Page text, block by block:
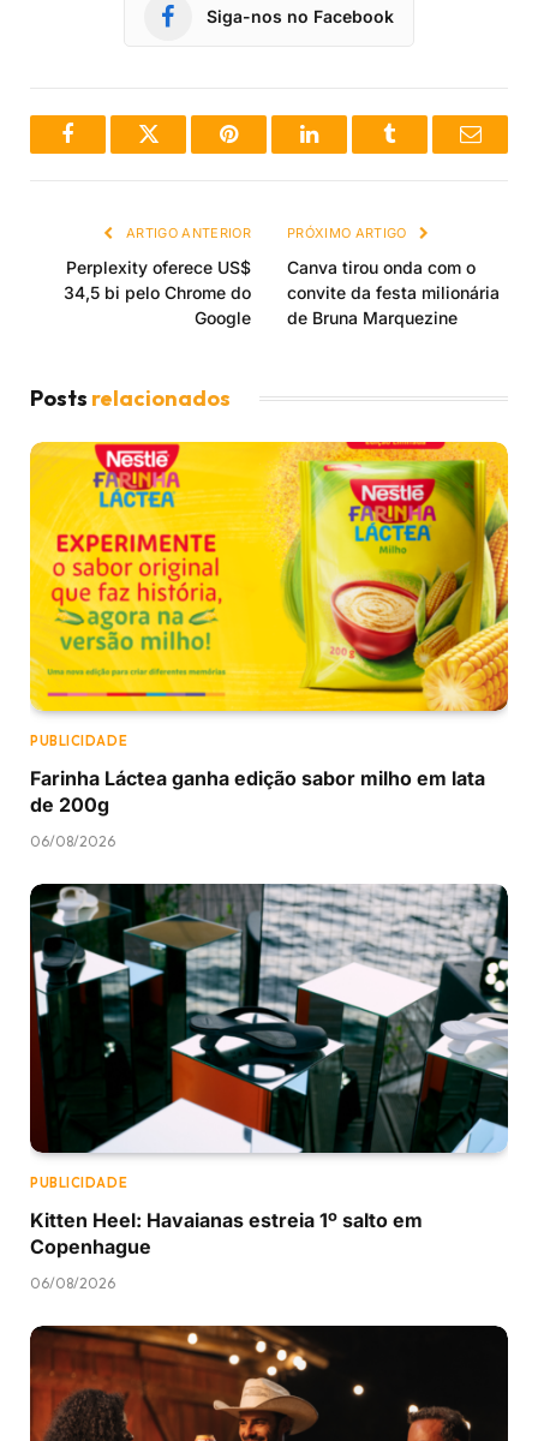
Siga-nos no Facebook
FacebookTwitter Pinterest LinkedInTumblr Email
ARTIGO ANTERIOR
Perplexity oferece US$
34,5 bi pelo Chrome do
Google
PRÓXIMO ARTIGO
Canva tirou onda com o
convite da festa milionária
de Bruna Marquezine
Posts relacionados
PUBLICIDADE
Farinha Láctea ganha edição sabor milho em lata
de 200g
06/08/2026
PUBLICIDADE
Kitten Heel: Havaianas estreia 1º salto em
Copenhague
06/08/2026